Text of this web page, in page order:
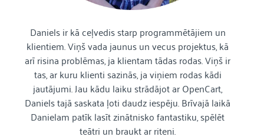
Daniels ir kā ceļvedis starp programmētājiem un
klientiem. Viņš vada jaunus un vecus projektus, kā
arī risina problēmas, ja klientam tādas rodas. Viņš ir
tas, ar kuru klienti sazinās, ja viņiem rodas kādi
jautājumi. Jau kādu laiku strādājot ar OpenCart,
Daniels tajā saskata ļoti daudz iespēju. Brīvajā laikā
Danielam patīk lasīt zinātnisko fantastiku, spēlēt
teātri un braukt ar riteni.